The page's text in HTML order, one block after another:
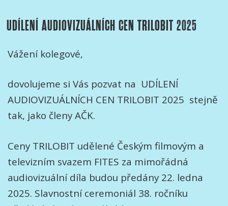
UDÍLENÍ AUDIOVIZUÁLNÍCH CEN TRILOBIT 2025
Vážení kolegové,
dovolujeme si Vás pozvat na UDÍLENÍ
AUDIOVIZUÁLNÍCH CEN TRILOBIT 2025 stejně
tak, jako členy AČK.
Ceny TRILOBIT udělené Českým filmovým a
televizním svazem FITES za mimořádná
audiovizuální díla budou předány 22. ledna
2025. Slavnostní ceremoniál 38. ročníku